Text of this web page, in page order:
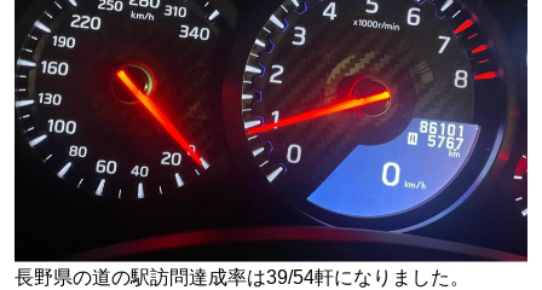
長野県の道の駅訪問達成率は39/54軒になりました。